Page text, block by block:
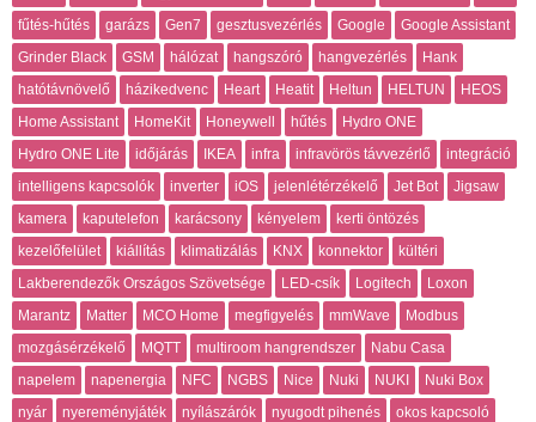
fűtés-hűtés
garázs Gen7 gesztusvezérlés Google
Google Assistant
Grinder Black
GSM hálózat hangszóró hangvezérlés
Hank
hatótávnövelő
házikedvenc Heart Heatit Heltun HELTUN
HEOS
Home Assistant
HomeKit Honeywell hűtés
Hydro ONE
Hydro ONE Lite
időjárás IKEA infra infravörös távvezérlő
integráció
intelligens kapcsolók
inverter iOS jelenlétérzékelő Jet Bot
Jigsaw
kamera
kaputelefon karácsony kényelem
kerti öntözés
kezelőfelület
kiállítás klimatizálás KNX konnektor
kültéri
Lakberendezők Országos Szövetsége
LED-csík Logitech
Loxon
Marantz
Matter MCO Home megfigyelés mmWave
Modbus
mozgásérzékelő
MQTT multiroom hangrendszer
Nabu Casa
napelem
napenergia NFC NGBS Nice Nuki NUKI
Nuki Box
nyár
nyereményjáték nyílászárók nyugodt pihenés
okos kapcsoló